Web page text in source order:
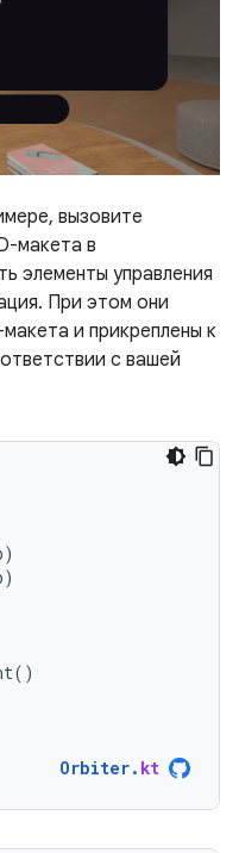
вызовите
макета в
элементы управления
При этом они
и прикреплены к
с вашей
)
)
()
Orbiter. kt